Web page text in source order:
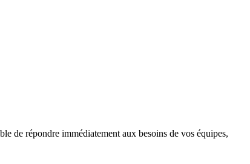
de répondre immédiatement aux besoins de vos équipes,